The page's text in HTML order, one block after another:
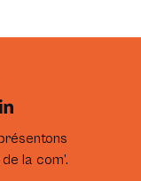
la com’.